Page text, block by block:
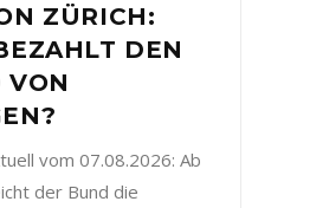
ZÜRICH:
DEN
VON
vom 07.08.2026: Ab
der Bund die